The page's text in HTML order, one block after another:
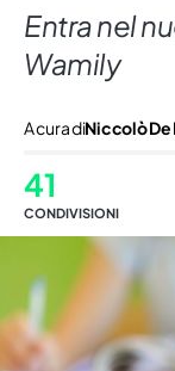
Entra nel
Wamily
A cura diNiccolò De
41
CONDIVISIONI